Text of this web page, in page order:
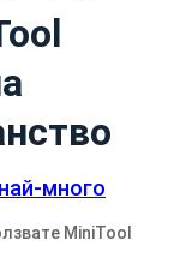
много
MiniTool